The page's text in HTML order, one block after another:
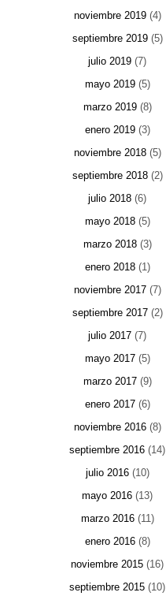
noviembre 2019(4)
septiembre 2019(5)
julio 2019 (7)
mayo 2019(5)
marzo 2019(8)
enero 2019(3)
noviembre 2018(5)
septiembre 2018(2)
julio 2018 (6)
mayo 2018(5)
marzo 2018(3)
enero 2018(1)
noviembre 2017(7)
septiembre 2017(2)
julio 2017 (7)
mayo 2017(5)
marzo 2017(9)
enero 2017(6)
noviembre 2016(8)
septiembre 2016 (14)
julio 2016(10)
mayo 2016 (13)
marzo 2016(11)
enero 2016(8)
noviembre 2015 (16)
septiembre 2015 (10)